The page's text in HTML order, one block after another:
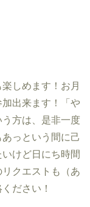
しめます！お月
出来ます！「や
方は、是非一度
っという間に己
けど日にち時間
クエストも（あ
ださい！